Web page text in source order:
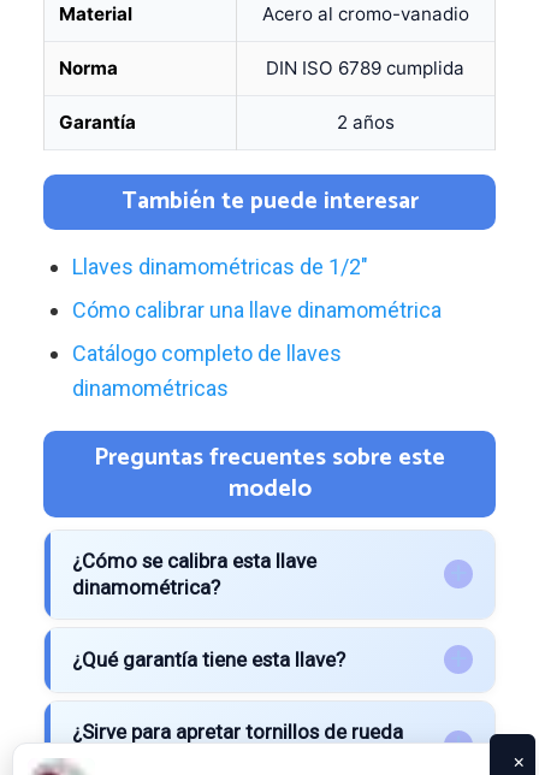
Material Acero al cromo-vanadio
Norma DIN ISO 6789 cumplida
Garantía 2 años
También te puede interesar
Llaves dinamométricas de 1/2″
Cómo calibrar una llave dinamométrica
Catálogo completo de llaves
dinamométricas
Preguntas frecuentes sobre este
modelo
¿Cómo se calibra esta llave
dinamométrica?
¿Qué garantía tiene esta llave?
¿Sirve para apretar tornillos de rueda
del coche?
×